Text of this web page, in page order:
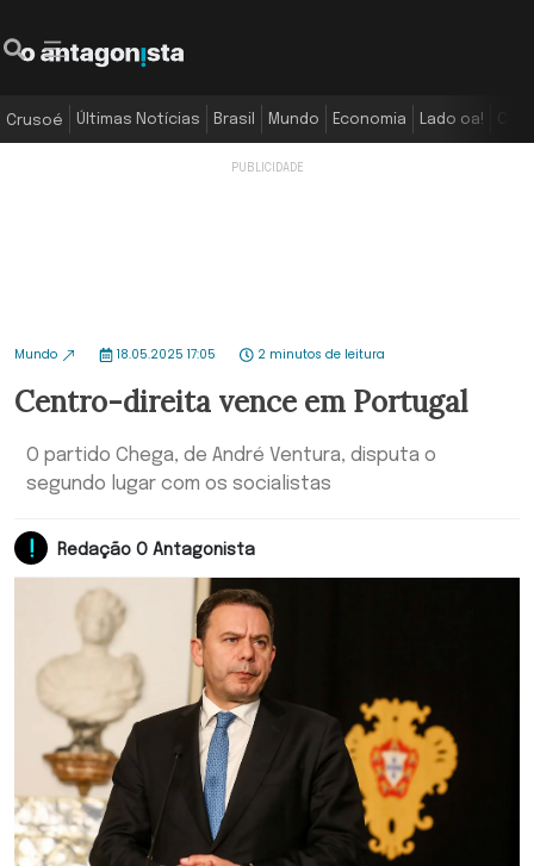
Crusoé Últimas Notícias Brasil Mundo Economia Lado oa!
Mundo 18.05.2025 17:05 2 minutos de leitura
Centro-direita vence em Portugal
O partido Chega, de André Ventura, disputa o
segundo lugar com os socialistas
Redação O Antagonista